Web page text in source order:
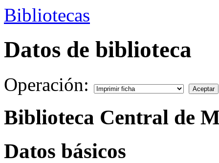
Bibliotecas
Datos de biblioteca
Operación:
Biblioteca Central de
Datos básicos